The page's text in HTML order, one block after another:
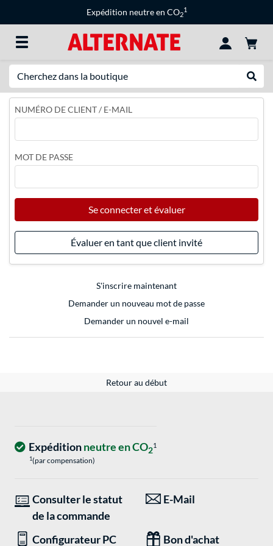
Expédition neutre en CO2
1
NUMÉRO DE CLIENT / E-MAIL
MOT DE PASSE
Se connecter et évaluer
Évaluer en tant que client invité
S'inscrire maintenant
Demander un nouveau mot de passe
Demander un nouvel e-mail
Retour au début
Expéditionneutre en CO21
1(par compensation)
Consulter le statut
de la commande
E-Mail
Configurateur PC Bon d'achat